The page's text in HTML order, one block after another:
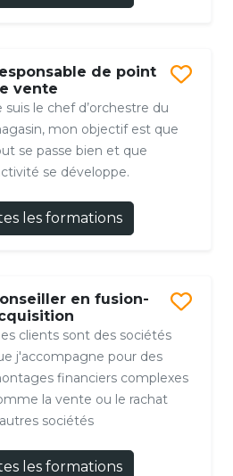
de point
vente
suis le chef d’orchestre du
mon objectif est que
se passe bien et que
se développe.
les formations
en fusion-
clients sont des sociétés
j'accompagne pour des
financiers complexes
la vente ou le rachat
sociétés
les formations